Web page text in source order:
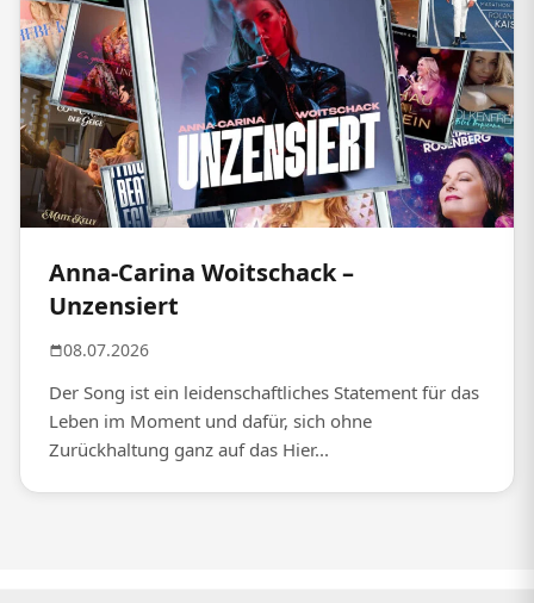
Anna-Carina Woitschack –
Unzensiert
08.07.2026
Der Song ist ein leidenschaftliches Statement für das
Leben im Moment und dafür, sich ohne
Zurückhaltung ganz auf das Hier...